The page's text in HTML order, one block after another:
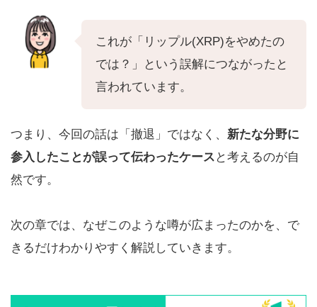
これが「リップル(XRP)をやめたの
では？」という誤解につながったと
言われています。
つまり、今回の話は「撤退」ではなく、 新たな分野に
参入したことが誤って伝わったケース と考えるのが自
然です。
次の章では、なぜこのような噂が広まったのかを、で
きるだけわかりやすく解説していきます。